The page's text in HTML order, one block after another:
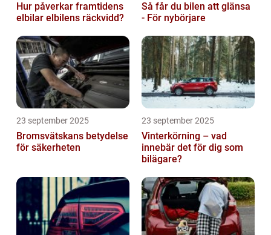
Hur påverkar framtidens
elbilar elbilens räckvidd?
Så får du bilen att glänsa
- För nybörjare
23 september 2025
Bromsvätskans betydelse
för säkerheten
23 september 2025
Vinterkörning – vad
innebär det för dig som
bilägare?